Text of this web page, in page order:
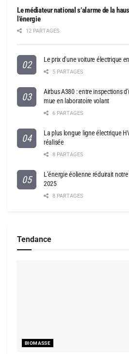
Le médiateur national s’alarme de la
l’énergie
12 PARTAGES
Le prix d’une voiture électrique
5 PARTAGES
Airbus A380 : entre inspections
mue en laboratoire volant
6 PARTAGES
La plus longue ligne électrique
réalisée
8 PARTAGES
L’énergie éolienne réduirait
2025
8 PARTAGES
Tendance
BIOMASSE